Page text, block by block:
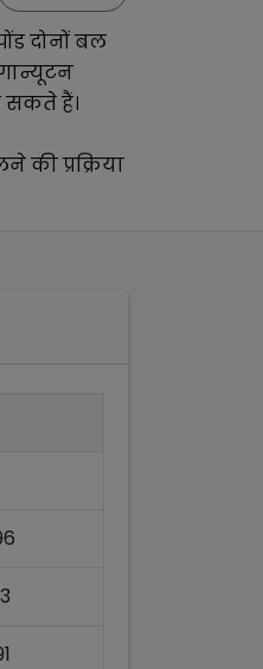
दोनोंबल
सकते हैं।
की प्रक्रिया